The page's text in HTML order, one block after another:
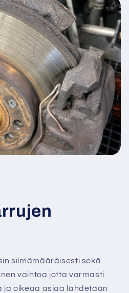
silmämääräisesti sekä
vaihtoa jotta varmasti
ja oikeaa asiaa lähdetään